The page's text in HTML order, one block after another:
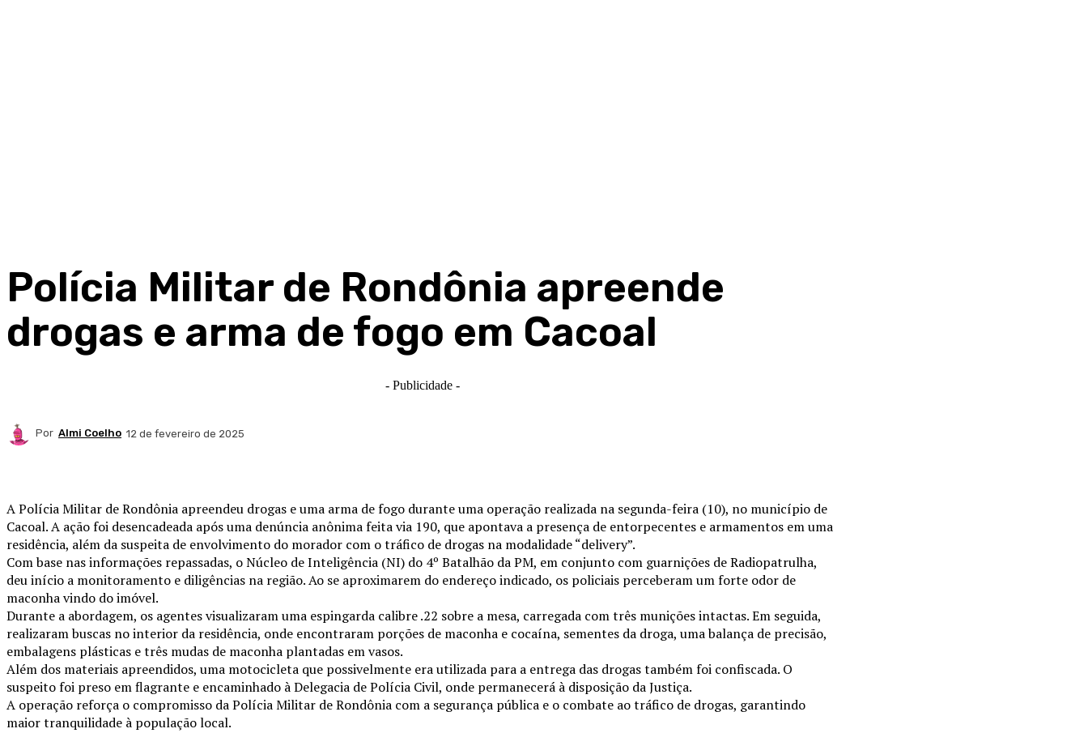
Polícia Militar de Rondônia apreende
drogas e arma de fogo em Cacoal
- Publicidade -
Por Almi Coelho 12 de fevereiro de 2025
A Polícia Militar de Rondônia apreendeu drogas e uma arma de fogo durante uma operação realizada na segunda-feira (10), no município de
Cacoal. A ação foi desencadeada após uma denúncia anônima feita via 190, que apontava a presença de entorpecentes e armamentos em uma
residência, além da suspeita de envolvimento do morador com o tráfico de drogas na modalidade “delivery”.
Com base nas informações repassadas, o Núcleo de Inteligência (NI) do 4º Batalhão da PM, em conjunto com guarnições de Radiopatrulha,
deu início a monitoramento e diligências na região. Ao se aproximarem do endereço indicado, os policiais perceberam um forte odor de
maconha vindo do imóvel.
Durante a abordagem, os agentes visualizaram uma espingarda calibre .22 sobre a mesa, carregada com três munições intactas. Em seguida,
realizaram buscas no interior da residência, onde encontraram porções de maconha e cocaína, sementes da droga, uma balança de precisão,
embalagens plásticas e três mudas de maconha plantadas em vasos.
Além dos materiais apreendidos, uma motocicleta que possivelmente era utilizada para a entrega das drogas também foi confiscada. O
suspeito foi preso em flagrante e encaminhado à Delegacia de Polícia Civil, onde permanecerá à disposição da Justiça.
A operação reforça o compromisso da Polícia Militar de Rondônia com a segurança pública e o combate ao tráfico de drogas, garantindo
maior tranquilidade à população local.